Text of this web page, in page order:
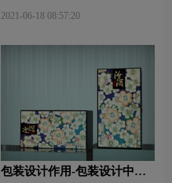
2021-06-18 08:57:20
包装设计作用-包装设计中文